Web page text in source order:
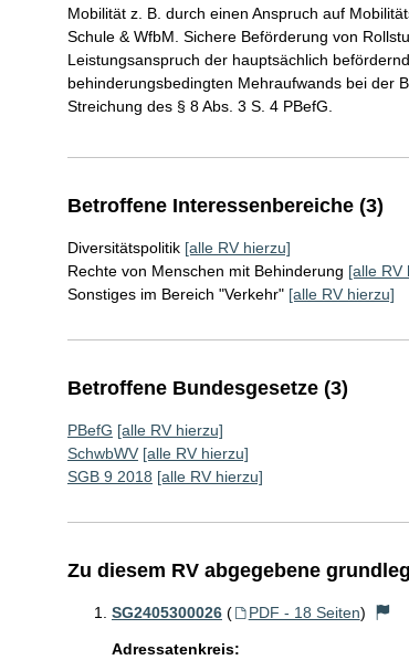
Mobilität z. B. durch einen Anspruch auf
Schule & WfbM. Sichere Beförderung von
Leistungsanspruch der hauptsächlich
behinderungsbedingten Mehraufwands bei der
Streichung des § 8 Abs. 3 S. 4 PBefG.
Betroffene Interessenbereiche (3)
Diversitätspolitik [alle RV hierzu]
Rechte von Menschen mit Behinderung [alle RV
Sonstiges im Bereich "Verkehr" [alle RV hierzu]
Betroffene Bundesgesetze (3)
PBefG [alle RV hierzu]
SchwbWV [alle RV hierzu]
SGB 9 2018 [alle RV hierzu]
Zu diesem RV abgegebene
SG2405300026 ( PDF - 18 Seiten)
Adressatenkreis: